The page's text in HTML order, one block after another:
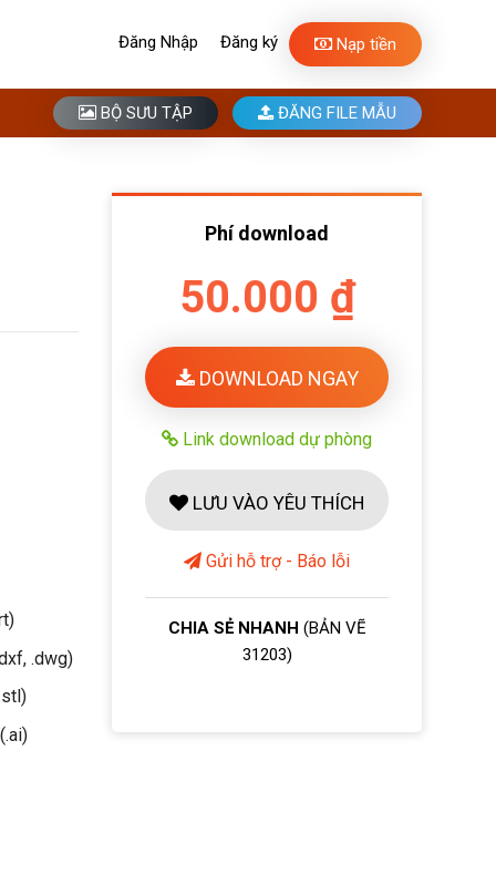
Đăng Nhập Đăng ký Nạp tiền
BỘ SƯU TẬP ĐĂNG FILE MẪU
.dwg)
Phí download
50.000 ₫
DOWNLOAD NGAY
Link download dự phòng
LƯU VÀO YÊU THÍCH
Gửi hỗ trợ - Báo lỗi
CHIA SẺ NHANH (BẢN VẼ
31203)